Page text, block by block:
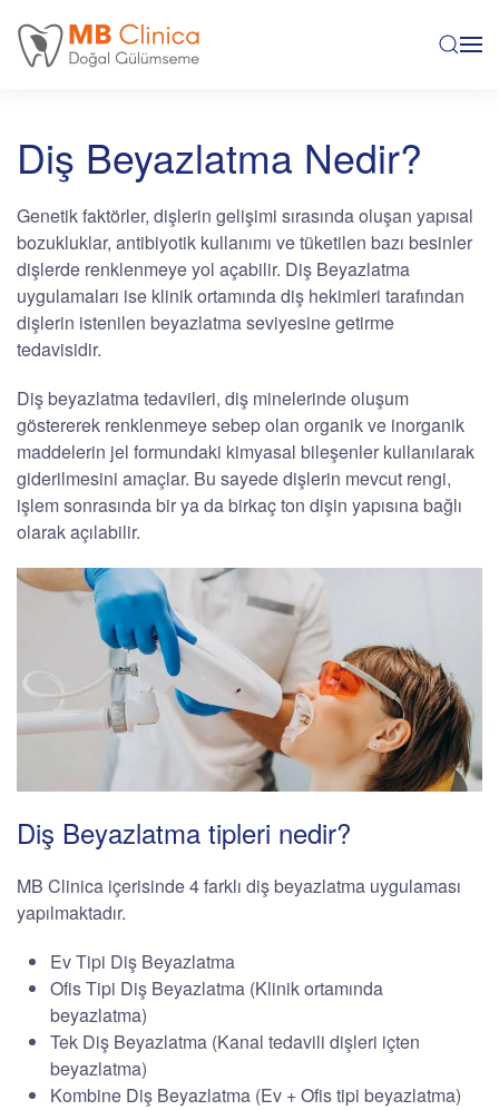
Skip to main content
Diş Beyazlatma Nedir?
Genetik faktörler, dişlerin gelişimi sırasında oluşan yapısal
bozukluklar, antibiyotik kullanımı ve tüketilen bazı besinler
dişlerde renklenmeye yol açabilir. Diş Beyazlatma
uygulamaları ise klinik ortamında diş hekimleri tarafından
dişlerin istenilen beyazlatma seviyesine getirme
tedavisidir.
Diş beyazlatma tedavileri, diş minelerinde oluşum
göstererek renklenmeye sebep olan organik ve inorganik
maddelerin jel formundaki kimyasal bileşenler kullanılarak
giderilmesini amaçlar. Bu sayede dişlerin mevcut rengi,
işlem sonrasında bir ya da birkaç ton dişin yapısına bağlı
olarak açılabilir.
Diş Beyazlatma tipleri nedir?
MB Clinica içerisinde 4 farklı diş beyazlatma uygulaması
yapılmaktadır.
Ev Tipi Diş Beyazlatma
Ofis Tipi Diş Beyazlatma (Klinik ortamında
beyazlatma)
Tek Diş Beyazlatma (Kanal tedavili dişleri içten
beyazlatma)
Kombine Diş Beyazlatma (Ev + Ofis tipi beyazlatma)